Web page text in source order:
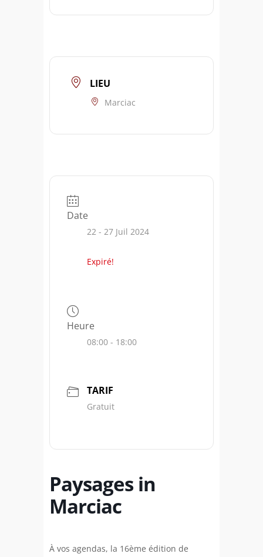
LIEU
Marciac
Date
22 - 27 Juil 2024
Expiré!
Heure
08:00 - 18:00
TARIF
Gratuit
Paysages in
Marciac
À vos agendas, la 16ème édition de